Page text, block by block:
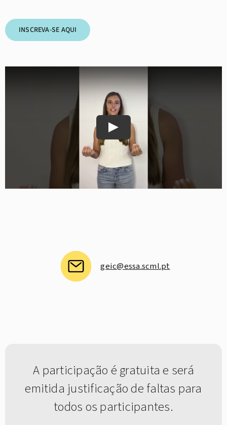
INSCREVA-SE AQUI
geic@essa.scml.pt
A participação é gratuita e será
emitida justificação de faltas para
todos os participantes.